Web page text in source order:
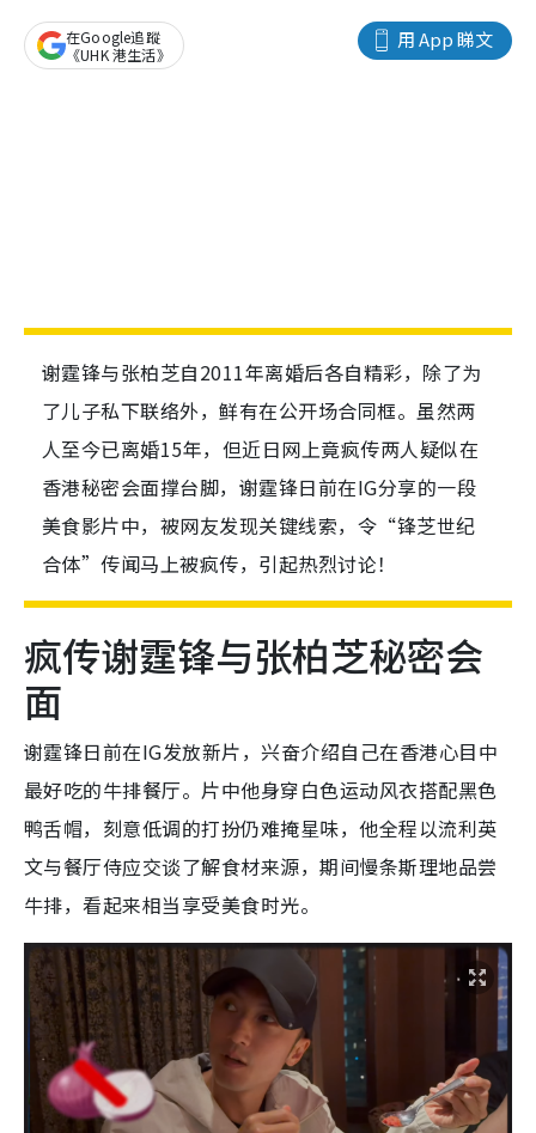
用 App 睇文
在Google追蹤
《UHK 港生活》
谢霆锋与张柏芝自2011年离婚后各自精彩，除了为
了儿子私下联络外，鲜有在公开场合同框。虽然两
人至今已离婚15年，但近日网上竟疯传两人疑似在
香港秘密会面撑台脚，谢霆锋日前在IG分享的一段
美食影片中，被网友发现关键线索，令“锋芝世纪
合体”传闻马上被疯传，引起热烈讨论！
疯传谢霆锋与张柏芝秘密会
面
谢霆锋日前在IG发放新片，兴奋介绍自己在香港心目中
最好吃的牛排餐厅。片中他身穿白色运动风衣搭配黑色
鸭舌帽，刻意低调的打扮仍难掩星味，他全程以流利英
文与餐厅侍应交谈了解食材来源，期间慢条斯理地品尝
牛排，看起来相当享受美食时光。